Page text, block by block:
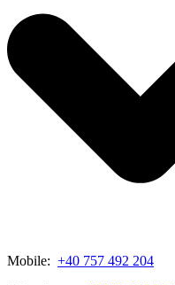
Mobile: +40 757 492 204